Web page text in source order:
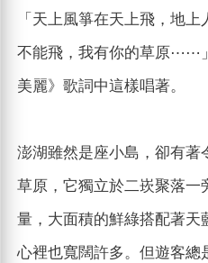
「天上風箏在天上飛，地
不能飛，我有你的草原⋯⋯
美麗》歌詞中這樣唱著。
澎湖雖然是座小島，卻有著
草原，它獨立於二崁聚落一
量，大面積的鮮綠搭配著天
心裡也寬闊許多。但遊客總